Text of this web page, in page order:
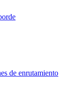
de enrutamiento